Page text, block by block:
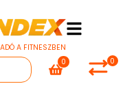
A FITNESZBEN
0
0